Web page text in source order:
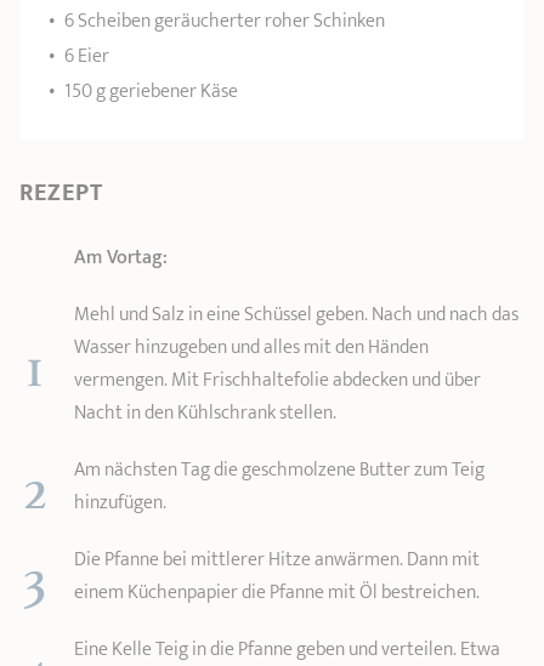
6 Scheiben geräucherter roher Schinken
6 Eier
150 g geriebener Käse
REZEPT
Am Vortag:
1
Mehl und Salz in eine Schüssel geben. Nach und nach das
Wasser hinzugeben und alles mit den Händen
vermengen. Mit Frischhaltefolie abdecken und über
Nacht in den Kühlschrank stellen.
2
Am nächsten Tag die geschmolzene Butter zum Teig
hinzufügen.
3
Die Pfanne bei mittlerer Hitze anwärmen. Dann mit
einem Küchenpapier die Pfanne mit Öl bestreichen.
Eine Kelle Teig in die Pfanne geben und verteilen. Etwa